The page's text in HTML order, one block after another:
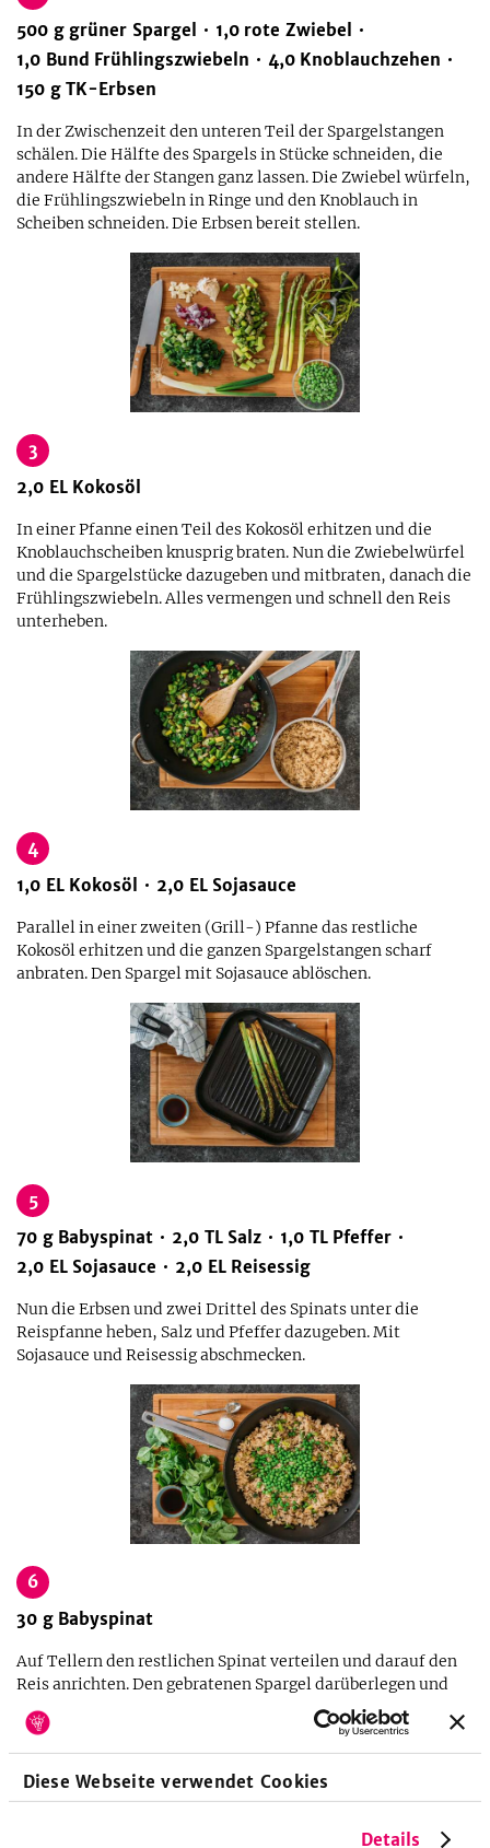
Diese Webseite verwendet Cookies
Details
500 g grüner Spargel 1,0 rote Zwiebel
1,0 Bund Frühlingszwiebeln 4,0 Knoblauchzehen
150 g TK-Erbsen
In der Zwischenzeit den unteren Teil der Spargelstangen
schälen. Die Hälfte des Spargels in Stücke schneiden, die
andere Hälfte der Stangen ganz lassen. Die Zwiebel würfeln,
die Frühlingszwiebeln in Ringe und den Knoblauch in
Scheiben schneiden. Die Erbsen bereit stellen.
3
2,0 EL Kokosöl
In einer Pfanne einen Teil des Kokosöl erhitzen und die
Knoblauchscheiben knusprig braten. Nun die Zwiebelwürfel
und die Spargelstücke dazugeben und mitbraten, danach die
Frühlingszwiebeln. Alles vermengen und schnell den Reis
unterheben.
4
1,0 EL Kokosöl 2,0 EL Sojasauce
Parallel in einer zweiten (Grill-) Pfanne das restliche
Kokosöl erhitzen und die ganzen Spargelstangen scharf
anbraten. Den Spargel mit Sojasauce ablöschen.
5
70 g Babyspinat 2,0 TL Salz 1,0 TL Pfeffer
2,0 EL Sojasauce 2,0 EL Reisessig
Nun die Erbsen und zwei Drittel des Spinats unter die
Reispfanne heben, Salz und Pfeffer dazugeben. Mit
Sojasauce und Reisessig abschmecken.
6
30 g Babyspinat
Auf Tellern den restlichen Spinat verteilen und darauf den
Reis anrichten. Den gebratenen Spargel darüberlegen und
auf Wunsch mit Chiliflocken bestreuen.